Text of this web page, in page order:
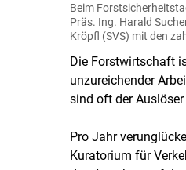
Beim
Präs. Ing. Harald
Kröpfl (SVS) mit den
Die Forstwirtschaft
unzureichender
sind oft der
Pro Jahr
Kuratorium für